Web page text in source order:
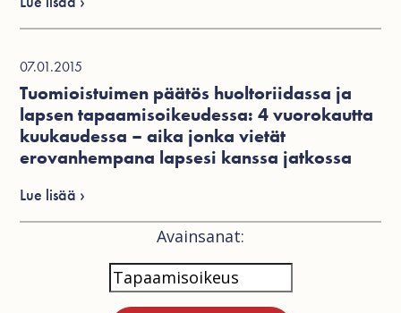
07.01.2015
Tuomioistuimen päätös huoltoriidassa ja
lapsen tapaamisoikeudessa: 4 vuorokautta
kuukaudessa – aika jonka vietät
erovanhempana lapsesi kanssa jatkossa
Lue lisää ›
Avainsanat: